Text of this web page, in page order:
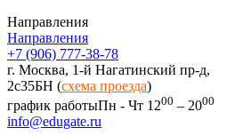
Направления
Направления
+7 (906) 777-38-78
г. Москва, 1-й Нагатинский пр-д,
2c35БН (схема проезда)
график работыПн - Чт 1200 – 2000
info@edugate.ru